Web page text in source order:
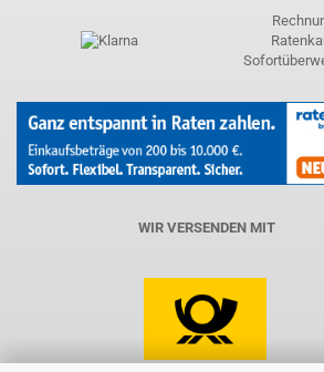
WIR VERSENDEN MIT